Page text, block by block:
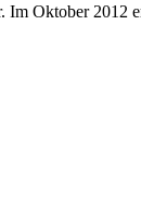
Oktober